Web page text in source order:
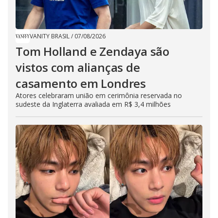
VANITY BRASIL/ 07/08/2026
Tom Holland e Zendaya são
vistos com alianças de
casamento em Londres
Atores celebraram união em cerimônia reservada no
sudeste da Inglaterra avaliada em R$ 3,4 milhões